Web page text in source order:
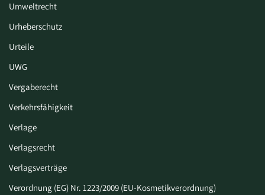
Umweltrecht
Urheberschutz
Urteile
UWG
Vergaberecht
Verkehrsfähigkeit
Verlage
Verlagsrecht
Verlagsverträge
Verordnung (EG) Nr. 1223/2009 (EU-Kosmetikverordnung)